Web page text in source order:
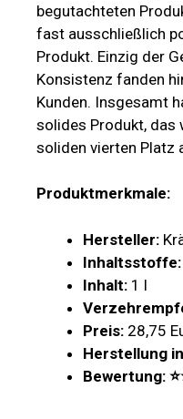
begutachteten
fast ausschließlich
Produkt. Einzig der
Konsistenz fanden
Kunden. Insgesamt
solides Produkt, das
soliden vierten Platz
Produktmerkmale:
Hersteller:
Inhaltsstoffe:
Inhalt: 1 l
Preis: 28,75
Herstellung
Bewertung: ⭐